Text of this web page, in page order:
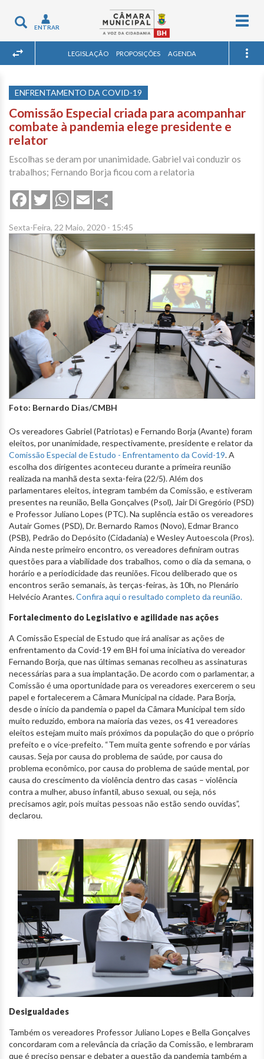
Toggle
navigation
ENTRAR
LEGISLAÇÃO PROPOSIÇÕES AGENDA
ENFRENTAMENTO DA COVID-19
Comissão Especial criada para acompanhar
combate à pandemia elege presidente e
relator
Escolhas se deram por unanimidade. Gabriel vai conduzir os
trabalhos; Fernando Borja ficou com a relatoria
FacebookTwitterWhatsApp
Email
Sexta-Feira, 22 Maio, 2020 - 15:45
Foto: Bernardo Dias/CMBH
Os vereadores Gabriel (Patriotas) e Fernando Borja (Avante) foram
eleitos, por unanimidade, respectivamente, presidente e relator da
Comissão Especial de Estudo - Enfrentamento da Covid-19. A
escolha dos dirigentes aconteceu durante a primeira reunião
realizada na manhã desta sexta-feira (22/5). Além dos
parlamentares eleitos, integram também da Comissão, e estiveram
presentes na reunião, Bella Gonçalves (Psol), Jair Di Gregório (PSD)
e Professor Juliano Lopes (PTC). Na suplência estão os vereadores
Autair Gomes (PSD), Dr. Bernardo Ramos (Novo), Edmar Branco
(PSB), Pedrão do Depósito (Cidadania) e Wesley Autoescola (Pros).
Ainda neste primeiro encontro, os vereadores definiram outras
questões para a viabilidade dos trabalhos, como o dia da semana, o
horário e a periodicidade das reuniões. Ficou deliberado que os
encontros serão semanais, às terças-feiras, às 10h, no Plenário
Helvécio Arantes.Confira aqui o resultado completo da reunião.
Fortalecimento do Legislativo e agilidade nas ações
A Comissão Especial de Estudo que irá analisar as ações de
enfrentamento da Covid-19 em BH foi uma iniciativa do vereador
Fernando Borja, que nas últimas semanas recolheu as assinaturas
necessárias para a sua implantação. De acordo com o parlamentar, a
Comissão é uma oportunidade para os vereadores exercerem o seu
papel e fortalecerem a Câmara Municipal na cidade. Para Borja,
desde o início da pandemia o papel da Câmara Municipal tem sido
muito reduzido, embora na maioria das vezes, os 41 vereadores
eleitos estejam muito mais próximos da população do que o próprio
prefeito e o vice-prefeito. “Tem muita gente sofrendo e por várias
causas. Seja por causa do problema de saúde, por causa do
problema econômico, por causa do problema de saúde mental, por
causa do crescimento da violência dentro das casas – violência
contra a mulher, abuso infantil, abuso sexual, ou seja, nós
precisamos agir, pois muitas pessoas não estão sendo ouvidas”,
declarou.
Desigualdades
Também os vereadores Professor Juliano Lopes e Bella Gonçalves
concordaram com a relevância da criação da Comissão, e lembraram
que é preciso pensar e debater a questão da pandemia também a